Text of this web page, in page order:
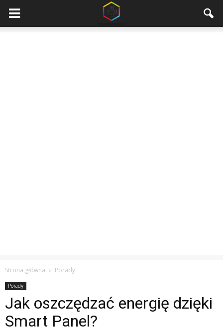
Strona główna Porady
Porady
Jak oszczędzać energię dzięki
Smart Panel?